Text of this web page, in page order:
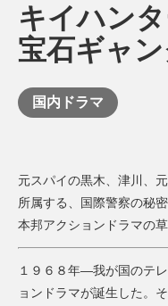
キイハン
宝石ギャ
国内ドラマ
元スパイの黒木、津川、
所属する、国際警察の秘
本邦アクションドラマの
１９６８年―我が国のテ
ョンドラマが誕生した。